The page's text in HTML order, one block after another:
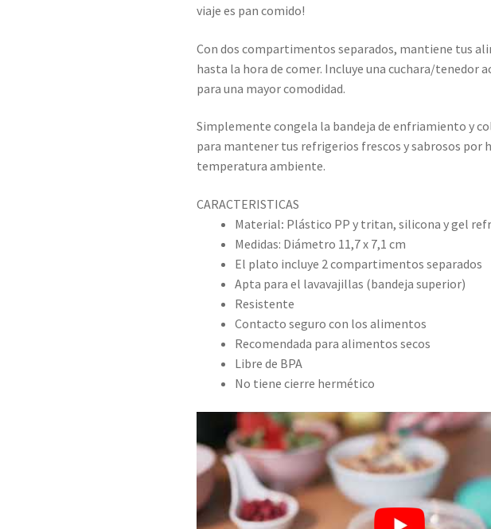
viaje es pan comido!
Con dos compartimentos separados, mantiene tus
hasta la hora de comer. Incluye una cuchara/tenedor
para una mayor comodidad.
Simplemente congela la bandeja de enfriamiento y
para mantener tus refrigerios frescos y sabrosos por
temperatura ambiente.
CARACTERISTICAS
Material: Plástico PP y tritan, silicona y gel
Medidas: Diámetro 11,7 x 7,1 cm
El plato incluye 2 compartimentos separados
Apta para el lavavajillas (bandeja superior)
Resistente
Contacto seguro con los alimentos
Recomendada para alimentos secos
Libre de BPA
No tiene cierre hermético